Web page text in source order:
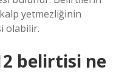
yetmezliğinin
olabilir.
belirtisi ne